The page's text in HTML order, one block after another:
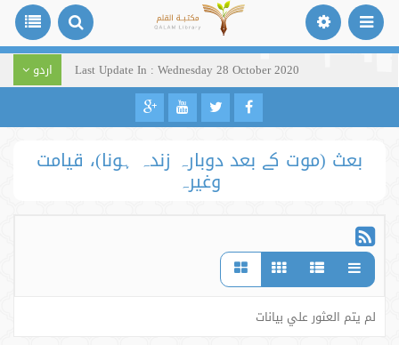
Last Update In : Wednesday 28 October 2020 اردو
بعث (موت کے بعد دوبارہ زندہ ہونا)، قیامت
وغیرہ
لم يتم العثور علي بيانات